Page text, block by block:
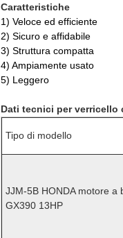
Caratteristiche
1) Veloce ed efficiente
2) Sicuro e affidabile
3) Struttura compatta
4) Ampiamente usato
5) Leggero
Dati tecnici per verricello
Tipo di modello
JJM-5B HONDA motore a
GX390 13HP